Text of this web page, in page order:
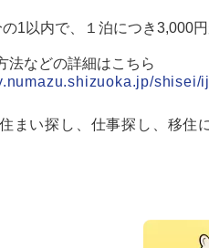
1以内で、１泊につき3,000
法などの詳細はこちら
shisei/
まい探し、仕事探し、移住